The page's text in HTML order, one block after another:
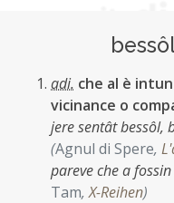
adi. che al è
vicinance o
jere sentât bessôl,
(Agnul di Spere,
pareve che a
Tam,X-Reihen)